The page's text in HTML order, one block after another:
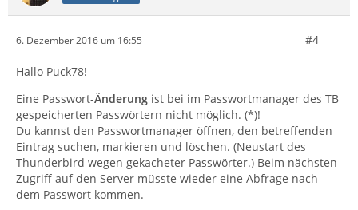
6. Dezember 2016 um 16:55 #4
Hallo Puck78!
Eine Passwort-Änderung ist bei im Passwortmanager des TB
gespeicherten Passwörtern nicht möglich. (*)!
Du kannst den Passwortmanager öffnen, den betreffenden
Eintrag suchen, markieren und löschen. (Neustart des
Thunderbird wegen gekacheter Passwörter.) Beim nächsten
Zugriff auf den Server müsste wieder eine Abfrage nach
dem Passwort kommen.